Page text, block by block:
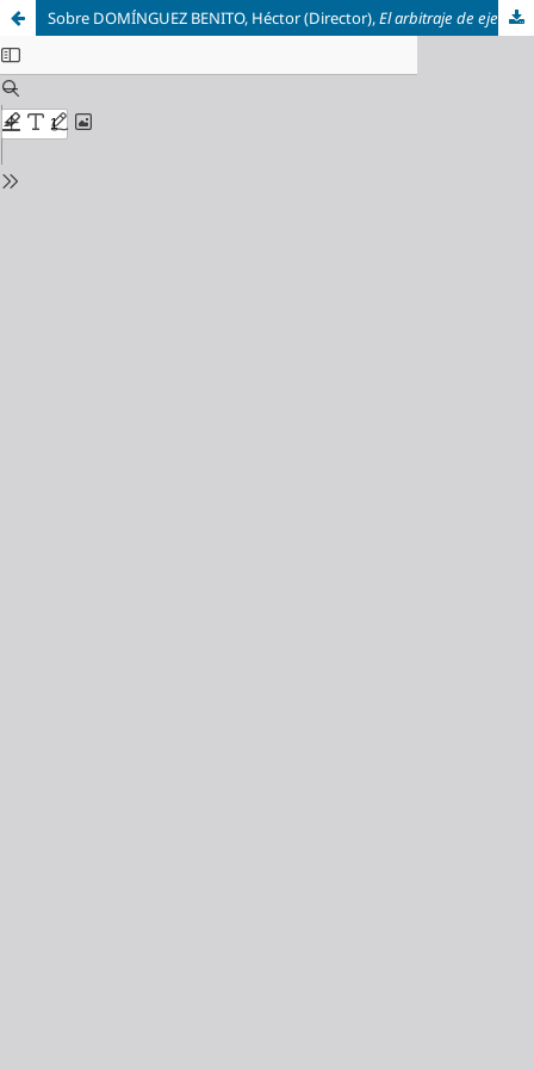
Sobre DOMÍNGUEZ BENITO, Héctor (Director),El arbitraje de ejecutivos en controversias territoriales. Un enfoque internacional y doméstico (siglos XIX-XX)